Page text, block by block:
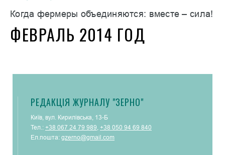
Когда фермеры объединяются: вместе – сила!
ФЕВРАЛЬ 2014 ГОД
РЕДАКЦІЯ ЖУРНАЛУ "ЗЕРНО"
Київ, вул. Кирилівська, 13-Б
Тел.: +38 067 24 79 989, +38 050 94 69 840
Ел.пошта: gzerno@gmail.com